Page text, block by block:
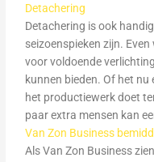
Detachering
Detachering is ook
seizoenspieken zijn.
voor voldoende
kunnen bieden. Of het
het productiewerk doet
paar extra mensen kan
Van Zon Business
Als Van Zon Business